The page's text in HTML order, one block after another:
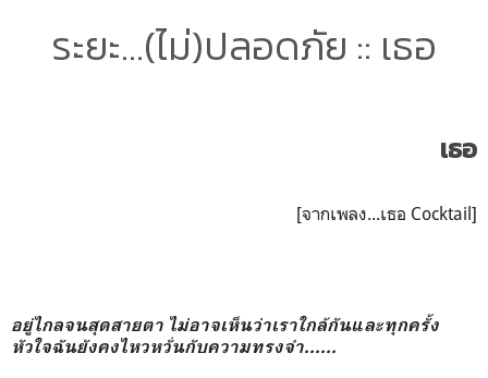
ระยะ…(ไม่)ปลอดภัย :: เธอ
เธอ
[จากเพลง...เธอ Cocktail]
อยู่ไกลจนสุดสายตา ไม่อาจเห็นว่าเราใกล้กันและทุกครั้ง
หัวใจฉันยังคงไหวหวั่นกับความทรงจำ......